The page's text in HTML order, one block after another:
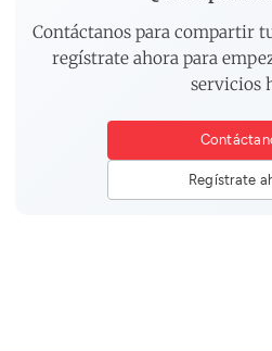
Contáctanos para compartir
regístrate ahora para
servicios
Regístrate